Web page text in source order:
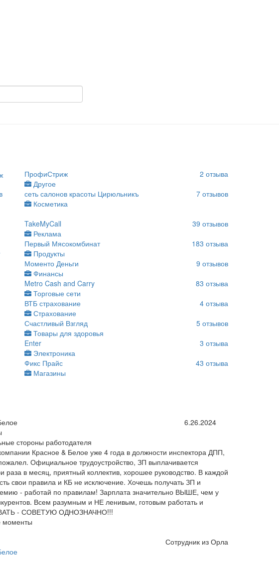
ПрофиСтриж
Другое
2 отзыва
сеть салонов красоты Цирюльникъ
Косметика
7 отзывов
TakeMyCall
Реклама
39 отзывов
Первый Мясокомбинат
Продукты
183 отзыва
Моменто Деньги
Финансы
9 отзывов
Metro Cash and Carry
Торговые сети
83 отзыва
ВТБ страхование
Страхование
4 отзыва
Счастливый Взгляд
Товары для здоровья
5 отзывов
Enter
Электроника
3 отзыва
Фикс Прайс
Магазины
43 отзыва
6.26.2024
стороны работодателя
Красное & Белое уже 4 года в должности инспектора ДПП,
Официальное трудоустройство, ЗП выплачивается
раза в месяц, приятный коллектив, хорошее руководство. В каждой
свои правила и КБ не исключение. Хочешь получать ЗП и
- работай по правилам! Зарплата значительно ВЫШЕ, чем у
Всем разумным и НЕ ленивым, готовым работать и
- СОВЕТУЮ ОДНОЗНАЧНО!!!
моменты
Сотрудник из Орла